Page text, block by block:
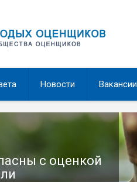
Новости Вакансии
с оценкой